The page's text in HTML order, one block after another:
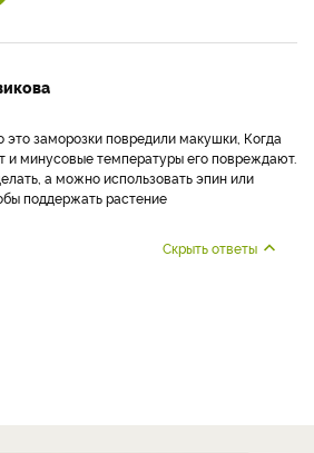
это заморозки повредили макушки, Когда
и минусовые температуры его повреждают.
а можно использовать эпин или
поддержать растение
Скрыть ответы